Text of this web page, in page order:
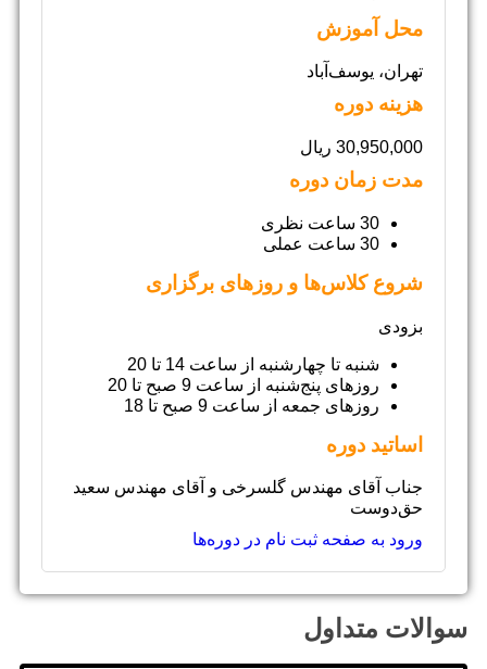
محل آموزش
تهران، یوسف‌آباد
هزینه دوره
30,950,000 ریال
مدت زمان دوره
30 ساعت نظری
30 ساعت عملی
شروع کلاس‌ها و روزهای برگزاری
بزودی
شنبه تا چهارشنبه از ساعت 14 تا 20
روزهای پنج‌شنبه از ساعت 9 صبح تا 20
روزهای جمعه از ساعت 9 صبح تا 18
اساتید دوره
جناب آقای مهندس گلسرخی و آقای مهندس سعید
حق‌دوست
ورود به صفحه ثبت نام در دوره‌ها
سوالات متداول